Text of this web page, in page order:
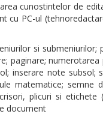
cunostintelor de
cu PC-ul
si submeniurilor;
paginare;
inserare note subsol;
matematice; semne
plicuri si etichete
document